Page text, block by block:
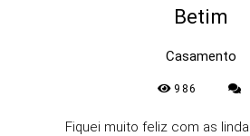
Betim
Casamento
986
Fiquei muito feliz com as